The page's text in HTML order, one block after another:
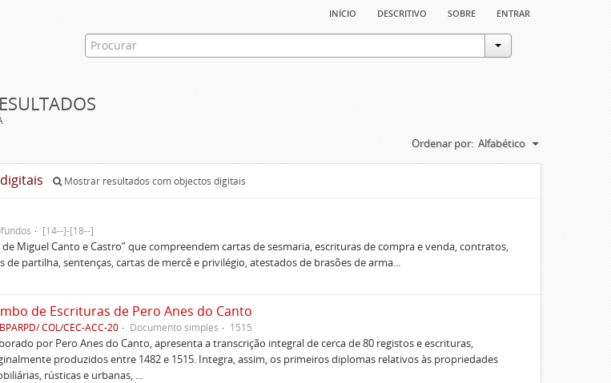
início descritivo sobre entrar
Ordenar por: Alfabético
Mostrar resultados com objectos digitais
[14--]-[18--]
Miguel Canto e Castro” que compreendem cartas de sesmaria, escrituras de compra e venda, contratos,
partilha, sentenças, cartas de mercê e privilégio, atestados de brasões de arma...
de Escrituras de Pero Anes do Canto
COL/CEC-ACC-20 Documento simples 1515
por Pero Anes do Canto, apresenta a transcrição integral de cerca de 80 registos e escrituras,
produzidos entre 1482 e 1515. Integra, assim, os primeiros diplomas relativos às propriedades
rústicas e urbanas, ...